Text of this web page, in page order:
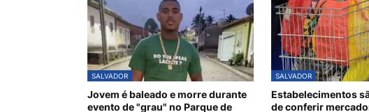
SALVADOR
Jovem é baleado e morre durante
evento de "grau" no Parque de
SALVADOR
Estabelecimentos
de conferir